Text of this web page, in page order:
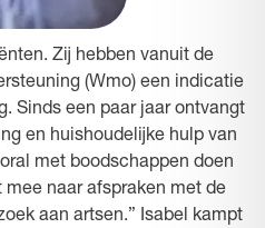
Zij hebben vanuit de
(Wmo) een indicatie
Sinds een paar jaar ontvangt
en huishoudelijke hulp van
met boodschappen doen
naar afspraken met de
aan artsen.” Isabel kampt